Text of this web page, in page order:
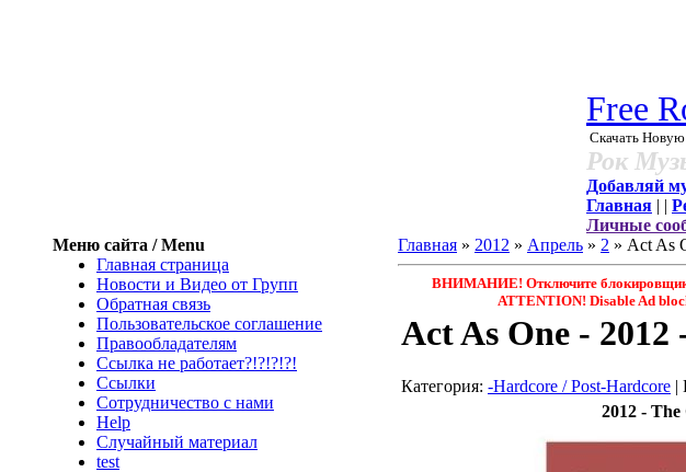
Free
Скачать
Рок
Добавляй
Главная | |
Личные
Меню сайта / Menu
Главная страница
Новости и Видео от Групп
Обратная связь
Пользовательское соглашение
Правообладателям
Ссылка не работает?!?!?!?!
Ссылки
Сотрудничество с нами
Help
Cлучайный материал
test
Главная » 2012 » Апрель » 2 » Act As
ВНИМАНИЕ! Отключите блокировщик
ATTENTION! Disable Ad
Act As One - 2012
Категория: -Hardcore / Post-Hardcore |
2012 - The